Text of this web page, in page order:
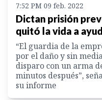
7:52 PM 09 feb. 2022
Dictan prisión
quitó la vida a
“El guardia de la
por el daño y sin
disparo con un arma
minutos después”,
su informe